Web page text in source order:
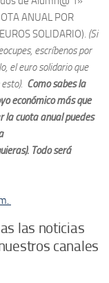
ANUAL POR
SOLIDARIO). (Si
escríbenos por
el euro solidario que
Como sabes la
económico más que
la cuota anual puedes
Todo será
las noticias
canales